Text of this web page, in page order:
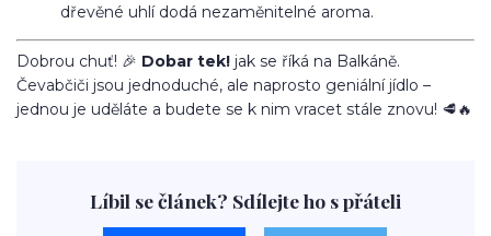
dřevěné uhlí dodá nezaměnitelné aroma.
Dobrou chuť! 🎉 Dobar tek! jak se říká na Balkáně.
Čevabčiči jsou jednoduché, ale naprosto geniální jídlo –
jednou je uděláte a budete se k nim vracet stále znovu! 🥩🔥
Líbil se článek? Sdílejte ho s přáteli